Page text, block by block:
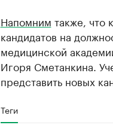
Напомним также, что
кандидатов на
медицинской
Игоря Сметанкина.
представить новых
Теги